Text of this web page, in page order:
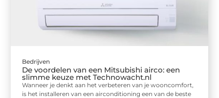
Bedrijven
De voordelen van een Mitsubishi airco: een
slimme keuze met Technowacht.nl
Wanneer je denkt aan het verbeteren van je wooncomfort,
is het installeren van een airconditioning een van de beste